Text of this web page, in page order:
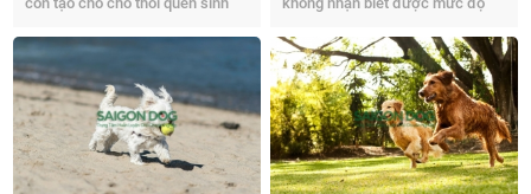
toàn. Ở bài viết này, hãy cùng Sài
Gòn Dog tìm hiểu cách huấn
luyện chó vào chuồng đúng kỹ
thuật, giúp chó hình thành phản
xạ nghe lệnh hiệu quả.
Dog tìm hiểu cách dạy chó không
ăn thức ăn lạ ngoài đường hiệu
quả, giúp hình thành thói quen tốt
và đảm bảo an toàn sức khỏe
hơn qua bài viết này.